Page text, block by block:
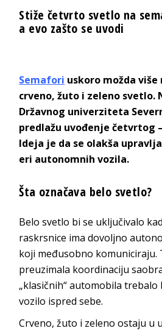
Stiže četvrto svetlo na
a evo zašto se uvodi
Semafori uskoro možda
crveno, žuto i zeleno svetlo.
Državnog univerziteta
predlažu uvođenje četvrtog
Ideja je da se olakša
eri autonomnih vozila.
Šta označava belo svetlo?
Belo svetlo bi se uključivalo
raskrsnice ima dovoljno
koji međusobno komuniciraju.
preuzimala koordinaciju
„klasičnih“ automobila trebalo
vozilo ispred sebe.
Crveno, žuto i zeleno ostaju u